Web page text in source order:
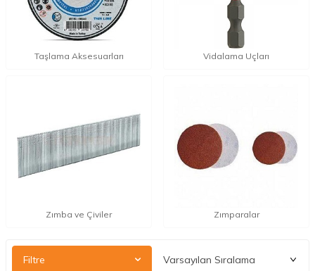
Taşlama Aksesuarları Vidalama Uçları
Zımba ve Çiviler Zımparalar
Filtre